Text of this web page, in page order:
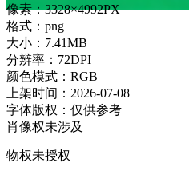
像素：3328×4992PX
格式：png
大小：7.41MB
分辨率：72DPI
颜色模式：RGB
上架时间：2026-07-08
字体版权：仅供参考
肖像权未涉及
物权未授权